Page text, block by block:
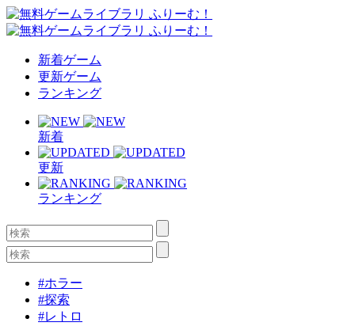
新着ゲーム
更新ゲーム
ランキング
新着
更新
ランキング
#ホラー
#探索
#レトロ